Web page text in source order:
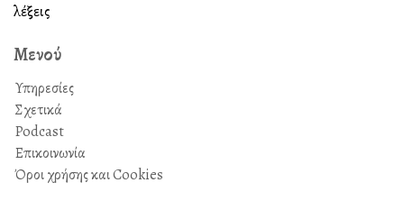
Μενού
Υπηρεσίες
Σχετικά
Podcast
Επικοινωνία
Όροι χρήσης και Cookies